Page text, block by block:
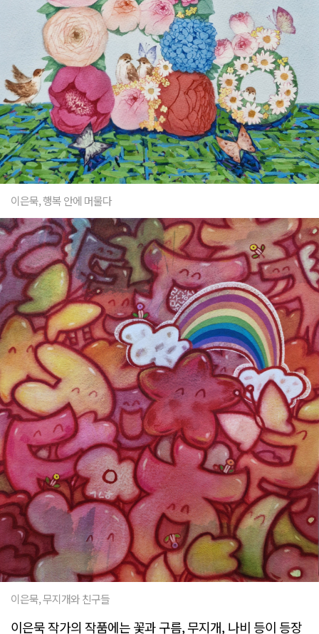
이은묵, 행복 안에 머물다
이은묵, 무지개와 친구들
이은묵 작가의 작품에는 꽃과 구름, 무지개, 나비 등이 등장